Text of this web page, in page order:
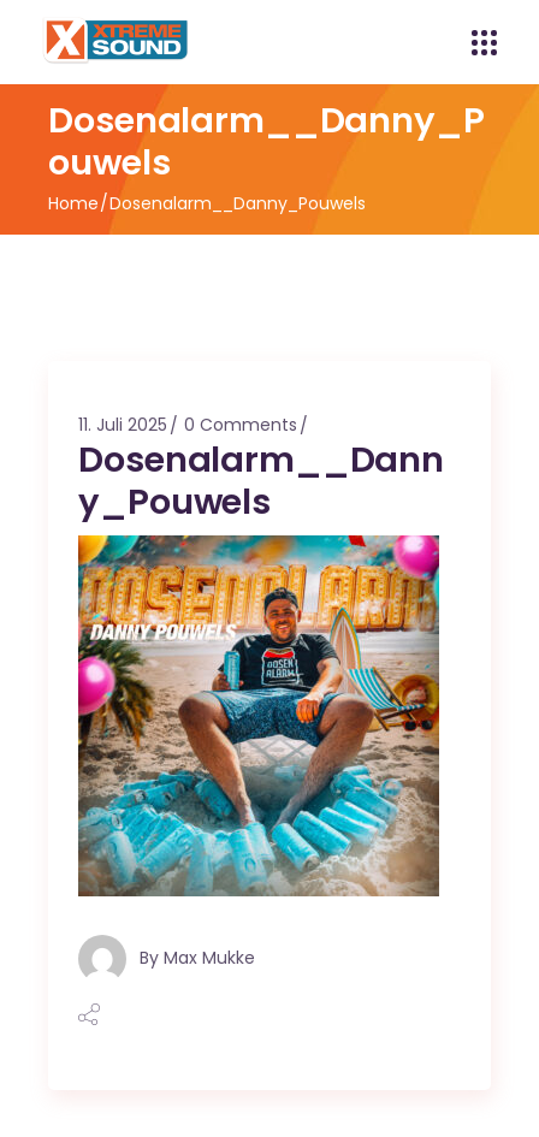
Dosenalarm__Danny_P
ouwels
Home Dosenalarm__Danny_Pouwels
11. Juli 2025 0 Comments
Dosenalarm__Dann
y_Pouwels
By Max Mukke